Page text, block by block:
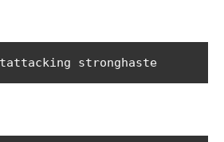
stronghaste